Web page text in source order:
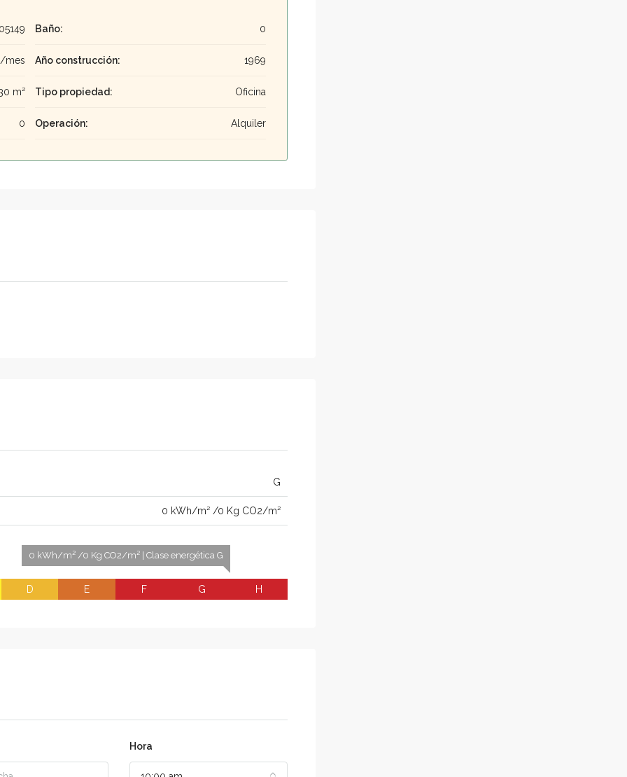
mes
m²
0
Baño: 0
Año construcción: 1969
Tipo propiedad: Oficina
Operación: Alquiler
G
0 kWh/m² /0 Kg CO2/m²
D E F
0 kWh/m² /0 Kg CO2/m² | Clase energética G
G H
Hora